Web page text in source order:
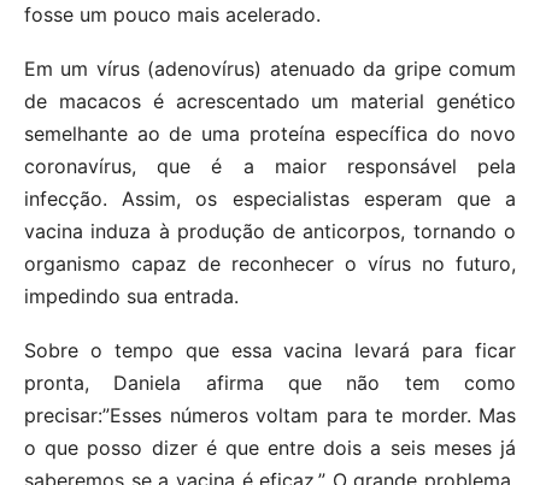
fosse um pouco mais acelerado.
Em um vírus (adenovírus) atenuado da gripe comum
de macacos é acrescentado um material genético
semelhante ao de uma proteína específica do novo
coronavírus, que é a maior responsável pela
infecção. Assim, os especialistas esperam que a
vacina induza à produção de anticorpos, tornando o
organismo capaz de reconhecer o vírus no futuro,
impedindo sua entrada.
Sobre o tempo que essa vacina levará para ficar
pronta, Daniela afirma que não tem como
precisar:”Esses números voltam para te morder. Mas
o que posso dizer é que entre dois a seis meses já
saberemos se a vacina é eficaz.” O grande problema,